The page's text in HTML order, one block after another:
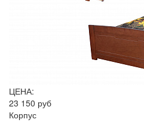
ЦЕНА:
23 150 руб
Корпус